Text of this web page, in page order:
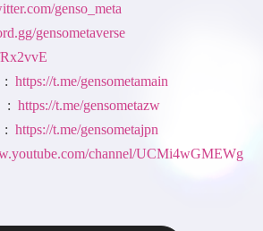
genso_meta
gensometaverse
: https://t.me/gensometamain
: https://t.me/gensometazw
: https://t.me/gensometajpn
channel/UCMi4wGMEWg